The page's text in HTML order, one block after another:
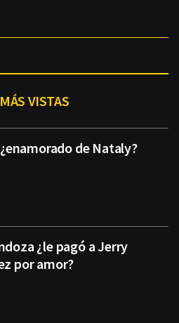
VISTAS
de Nataly?
¿le pagó a Jerry
por amor?